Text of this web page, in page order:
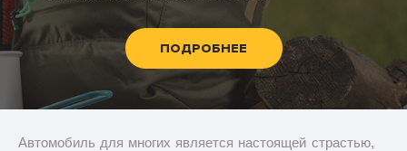
ПОДРОБНЕЕ
Автомобиль для многих является настоящей страстью,